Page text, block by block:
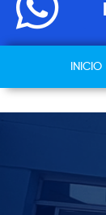
INICIO